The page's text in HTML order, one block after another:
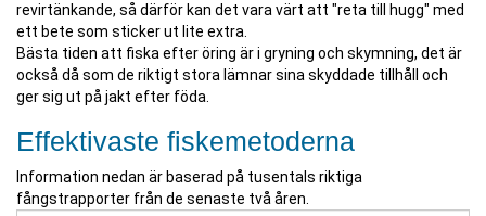
revirtänkande, så därför kan det vara värt att "reta till hugg" med
ett bete som sticker ut lite extra.
Bästa tiden att fiska efter öring är i gryning och skymning, det är
också då som de riktigt stora lämnar sina skyddade tillhåll och
ger sig ut på jakt efter föda.
Effektivaste fiskemetoderna
Information nedan är baserad på tusentals riktiga
fångstrapporter från de senaste två åren.